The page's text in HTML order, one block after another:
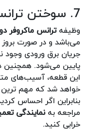
7. سوختن ترانس
وظیفهترانس ماکروفر
می‌باشد و در صورت بروز
جریان برق ورودی وجود
پایین می‌شود.
این قطعه، آسیب‌های
خواهد شد که مهم ترین
بنابراین اگر احساس
مراجعه بهنمایندگی
خرابی کنید.